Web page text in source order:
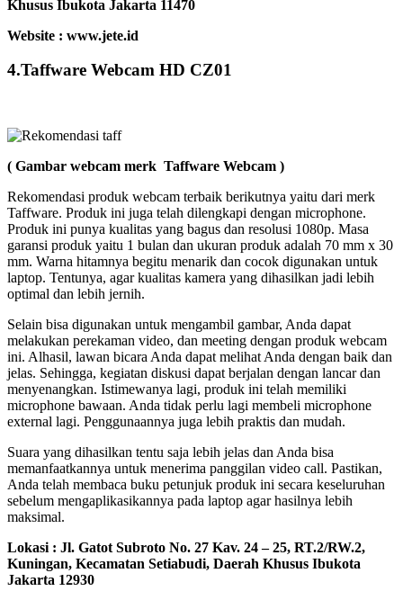
Khusus Ibukota Jakarta 11470
Website : www.jete.id
4.Taffware Webcam HD CZ01
( Gambar webcam merk Taffware Webcam )
Rekomendasi produk webcam terbaik berikutnya yaitu dari merk
Taffware. Produk ini juga telah dilengkapi dengan microphone.
Produk ini punya kualitas yang bagus dan resolusi 1080p. Masa
garansi produk yaitu 1 bulan dan ukuran produk adalah 70 mm x 30
mm. Warna hitamnya begitu menarik dan cocok digunakan untuk
laptop. Tentunya, agar kualitas kamera yang dihasilkan jadi lebih
optimal dan lebih jernih.
Selain bisa digunakan untuk mengambil gambar, Anda dapat
melakukan perekaman video, dan meeting dengan produk webcam
ini. Alhasil, lawan bicara Anda dapat melihat Anda dengan baik dan
jelas. Sehingga, kegiatan diskusi dapat berjalan dengan lancar dan
menyenangkan. Istimewanya lagi, produk ini telah memiliki
microphone bawaan. Anda tidak perlu lagi membeli microphone
external lagi. Penggunaannya juga lebih praktis dan mudah.
Suara yang dihasilkan tentu saja lebih jelas dan Anda bisa
memanfaatkannya untuk menerima panggilan video call. Pastikan,
Anda telah membaca buku petunjuk produk ini secara keseluruhan
sebelum mengaplikasikannya pada laptop agar hasilnya lebih
maksimal.
Lokasi : Jl. Gatot Subroto No. 27 Kav. 24 – 25, RT.2/RW.2,
Kuningan, Kecamatan Setiabudi, Daerah Khusus Ibukota
Jakarta 12930